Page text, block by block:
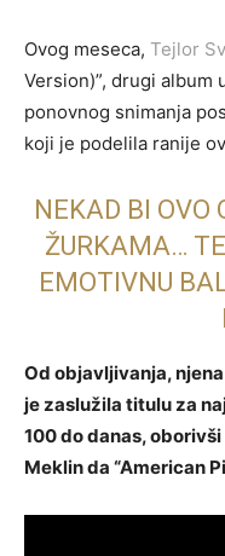
Ovog meseca, Tejlor
Version)”, drugi album
ponovnog snimanja
koji je podelila ranije
NEKAD BI OVO
ŽURKAMA…
EMOTIVNU
Od objavljivanja,
je zaslužila titulu za
100 do danas,
Meklin da “American